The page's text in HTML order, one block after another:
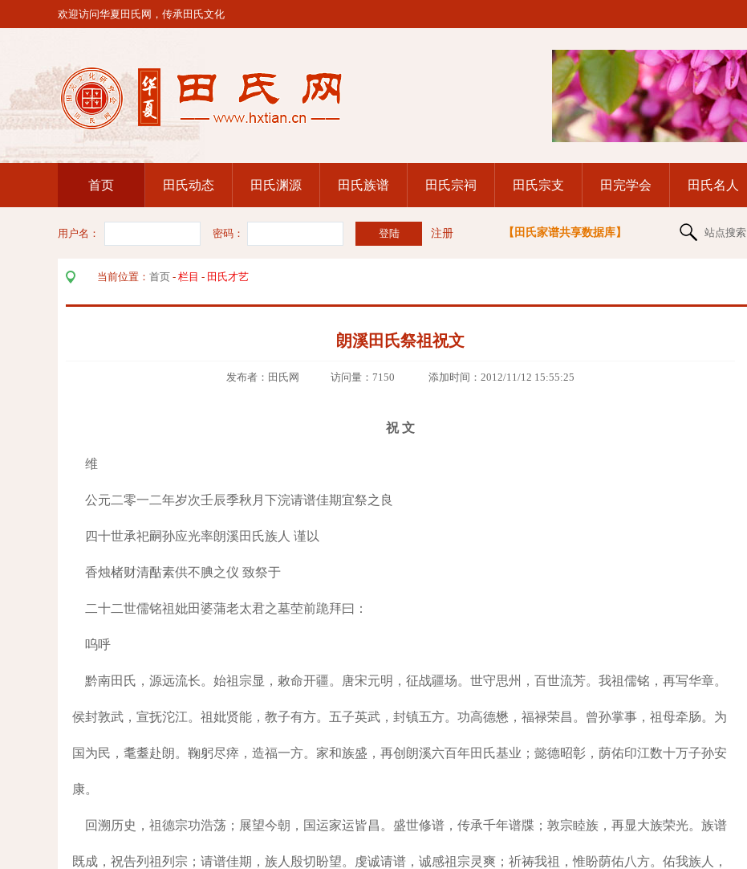
欢迎访问华夏田氏网，传承田氏文化
首页 田氏动态 田氏渊源 田氏族谱 田氏宗祠 田氏宗支 田完学会 田氏名人
用户名： 密码： 注册 【田氏家谱共享数据库】 站点搜索
当前位置： 首页 - 栏目 - 田氏才艺
朗溪田氏祭祖祝文
发布者：田氏网 访问量：7150 添加时间：2012/11/12 15:55:25
祝 文
维
公元二零一二年岁次壬辰季秋月下浣请谱佳期宜祭之良
四十世承祀嗣孙应光率朗溪田氏族人 谨以
香烛楮财清酤素供不腆之仪 致祭于
二十二世儒铭祖妣田婆蒲老太君之墓茔前跪拜曰：
呜呼
黔南田氏，源远流长。始祖宗显，敕命开疆。唐宋元明，征战疆场。世守思州，百世流芳。我祖儒铭，再写华章。
侯封敦武，宣抚沱江。祖妣贤能，教子有方。五子英武，封镇五方。功高德懋，福禄荣昌。曾孙掌事，祖母牵肠。为
国为民，耄耋赴朗。鞠躬尽瘁，造福一方。家和族盛，再创朗溪六百年田氏基业；懿德昭彰，荫佑印江数十万子孙安
康。
回溯历史，祖德宗功浩荡；展望今朝，国运家运皆昌。盛世修谱，传承千年谱牒；敦宗睦族，再显大族荣光。族谱
既成，祝告列祖列宗；请谱佳期，族人殷切盼望。虔诚请谱，诚感祖宗灵爽；祈祷我祖，惟盼荫佑八方。佑我族人，